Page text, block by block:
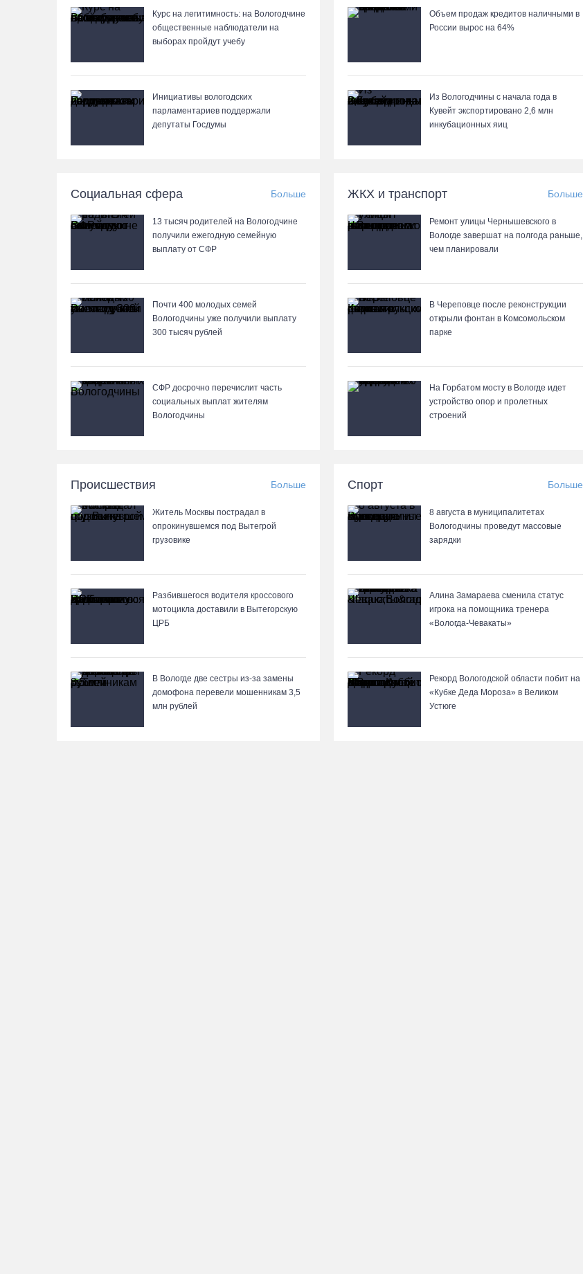
Курс на легитимность: на Вологодчине
общественные наблюдатели на
выборах пройдут учебу
Инициативы вологодских
парламентариев поддержали
депутаты Госдумы
Объем продаж кредитов наличными в
России вырос на 64%
Из Вологодчины с начала года в
Кувейт экспортировано 2,6 млн
инкубационных яиц
Социальная сфера Больше
13 тысяч родителей на Вологодчине
получили ежегодную семейную
выплату от СФР
Почти 400 молодых семей
Вологодчины уже получили выплату
300 тысяч рублей
СФР досрочно перечислит часть
социальных выплат жителям
Вологодчины
ЖКХ и транспорт Больше
Ремонт улицы Чернышевского в
Вологде завершат на полгода раньше,
чем планировали
В Череповце после реконструкции
открыли фонтан в Комсомольском
парке
На Горбатом мосту в Вологде идет
устройство опор и пролетных
строений
Происшествия Больше
Житель Москвы пострадал в
опрокинувшемся под Вытегрой
грузовике
Разбившегося водителя кроссового
мотоцикла доставили в Вытегорскую
ЦРБ
В Вологде две сестры из-за замены
домофона перевели мошенникам 3,5
млн рублей
Спорт Больше
8 августа в муниципалитетах
Вологодчины проведут массовые
зарядки
Алина Замараева сменила статус
игрока на помощника тренера
«Вологда-Чевакаты»
Рекорд Вологодской области побит на
«Кубке Деда Мороза» в Великом
Устюге